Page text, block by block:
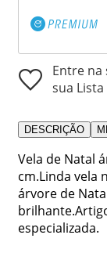
Entre
sua
DESCRIÇÃO
Vela de Natal
cm.Linda vela
árvore de
especializada.